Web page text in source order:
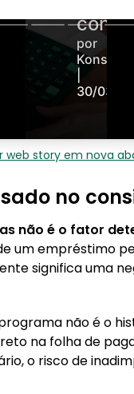
web story em nova
no
não é o fator
um empréstimo
significa uma
não é o
na folha de
o risco de